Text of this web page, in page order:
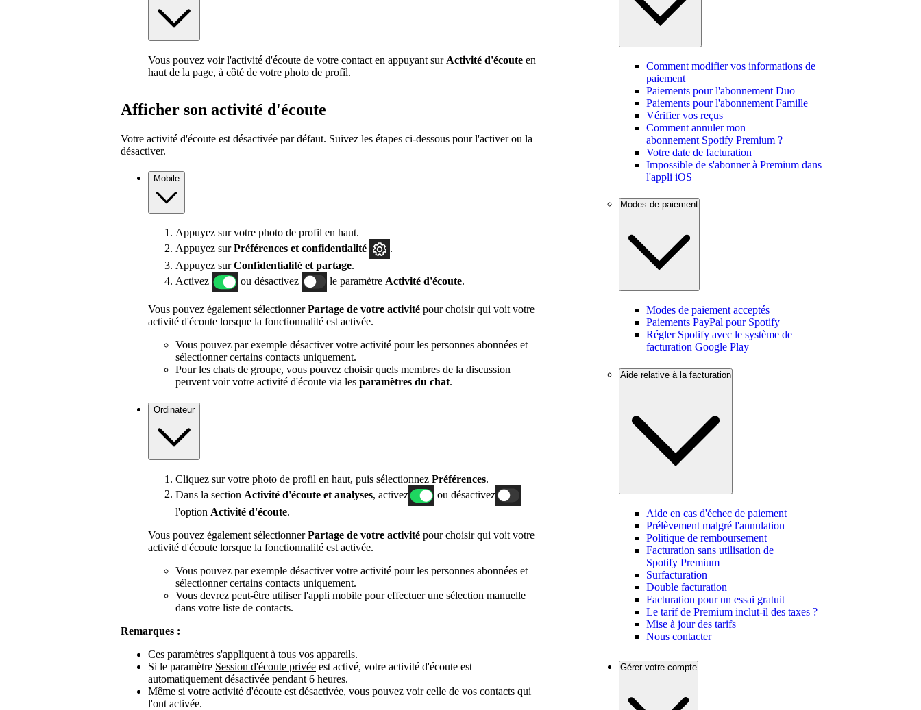
Vous pouvez voir l'activité d'écoute de votre contact en appuyant sur Activité d'écoute en
haut de la page, à côté de votre photo de profil.
Afficher son activité d'écoute
Votre activité d'écoute est désactivée par défaut. Suivez les étapes ci-dessous pour l'activer ou la
désactiver.
Mobile
Appuyez sur votre photo de profil en haut.
Appuyez surPréférences et confidentialité
.
Appuyez surConfidentialité et partage.
Activez
ou désactivez le paramètre Activité d'écoute.
Vous pouvez également sélectionnerPartage de votre activité pour choisir qui voit votre
activité d'écoute lorsque la fonctionnalité est activée.
Vous pouvez par exemple désactiver votre activité pour les personnes abonnées et
sélectionner certains contacts uniquement.
Pour les chats de groupe, vous pouvez choisir quels membres de la discussion
peuvent voir votre activité d'écoute via les paramètres du chat.
Ordinateur
Cliquez sur votre photo de profil en haut, puis sélectionnez Préférences.
Dans la section Activité d'écoute et analyses , activez
ou désactivez
l'option Activité d'écoute.
Vous pouvez également sélectionnerPartage de votre activité pour choisir qui voit votre
activité d'écoute lorsque la fonctionnalité est activée.
Vous pouvez par exemple désactiver votre activité pour les personnes abonnées et
sélectionner certains contacts uniquement.
Vous devrez peut-être utiliser l'appli mobile pour effectuer une sélection manuelle
dans votre liste de contacts.
Remarques :
Ces paramètres s'appliquent à tous vos appareils.
Si le paramètre Session d'écoute privée est activé, votre activité d'écoute est
automatiquement désactivée pendant 6 heures.
Même si votre activité d'écoute est désactivée, vous pouvez voir celle de vos contacts qui
l'ont activée.
Comment modifier vos informations de
paiement
Paiements pour l'abonnement Duo
Paiements pour l'abonnement Famille
Vérifier vos reçus
Comment annuler mon
abonnement Spotify Premium ?
Votre date de facturation
Impossible de s'abonner à Premium dans
l'appli iOS
Modes de paiement
Modes de paiement acceptés
Paiements PayPal pour Spotify
Régler Spotify avec le système de
facturation Google Play
Aide relative à la facturation
Aide en cas d'échec de paiement
Prélèvement malgré l'annulation
Politique de remboursement
Facturation sans utilisation de
Spotify Premium
Surfacturation
Double facturation
Facturation pour un essai gratuit
Le tarif de Premium inclut-il des taxes ?
Mise à jour des tarifs
Nous contacter
Gérer votre compte